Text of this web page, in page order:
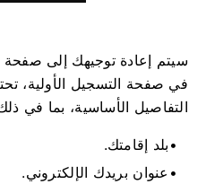
سيتم إعادة توجيهك إلى
التفاصيل الأساسية، بما في
بلد إقامتك.
عنوان بريدك الإلكتروني.